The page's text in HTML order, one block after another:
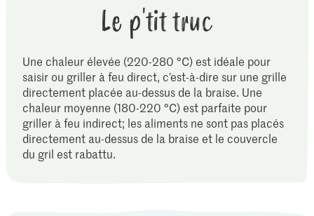
Le p'tit truc
Une chaleur élevée (220-280 °C) est idéale pour
saisir ou griller à feu direct, c’est-à-dire sur une grille
directement placée au-dessus de la braise. Une
chaleur moyenne (180-220 °C) est parfaite pour
griller à feu indirect; les aliments ne sont pas placés
directement au-dessus de la braise et le couvercle
du gril est rabattu.